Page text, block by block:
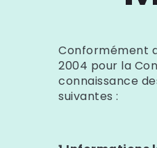
Conformément
2004 pour la
connaissance
suivantes :